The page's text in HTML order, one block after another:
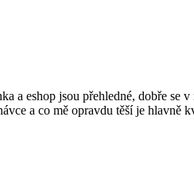
a eshop jsou přehledné, dobře
a co mě opravdu těší je